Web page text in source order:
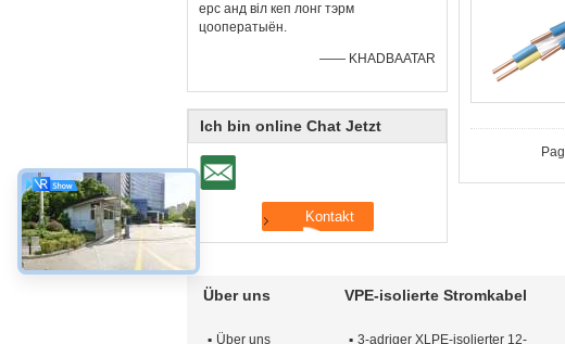
ерс анд віл кеп лонг тэрм
цооператыён.
—— KHADBAATAR
Ich bin online Chat Jetzt
Über uns
Über uns
VPE-isolierte Stromkabel
3-adriger XLPE-isolierter 12-